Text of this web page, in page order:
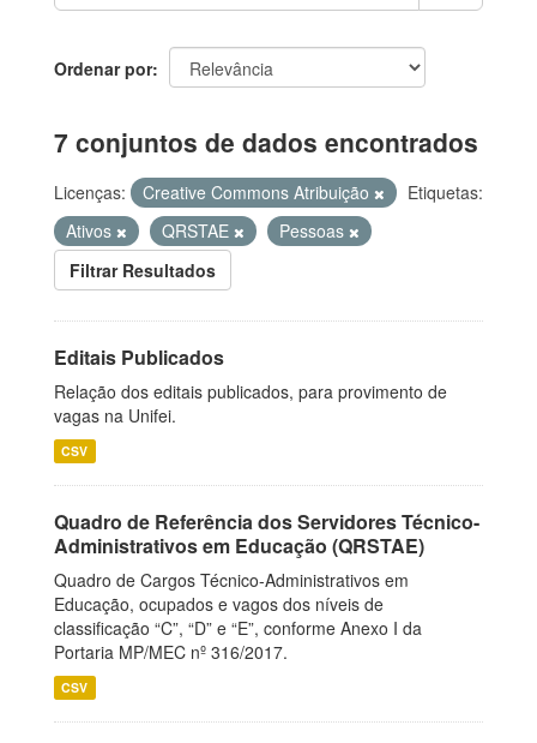
Ordenar por
7 conjuntos de dados encontrados
Licenças: Creative Commons Atribuição
Etiquetas:
Ativos
QRSTAE
Pessoas
Filtrar Resultados
Editais Publicados
Relação dos editais publicados, para provimento de
vagas na Unifei.
CSV
Quadro de Referência dos Servidores Técnico-
Administrativos em Educação (QRSTAE)
Quadro de Cargos Técnico-Administrativos em
Educação, ocupados e vagos dos níveis de
classificação “C”, “D” e “E”, conforme Anexo I da
Portaria MP/MEC nº 316/2017.
CSV